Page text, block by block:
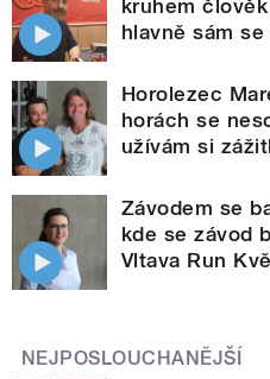
kruhem
hlavně sám se
Horolezec
horách se
užívám si
Závodem se
kde se závod
Vltava Run
NEJPOSLOUCHANĚJŠÍ